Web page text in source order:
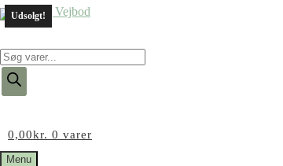
Products
search
0,00kr. 0 varer
Menu
Udsolgt!